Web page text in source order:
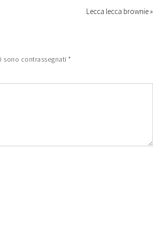
Lecca lecca brownie »
contrassegnati *